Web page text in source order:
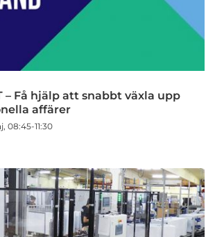
– Få hjälp att snabbt växla upp
affärer
08:45-11:30